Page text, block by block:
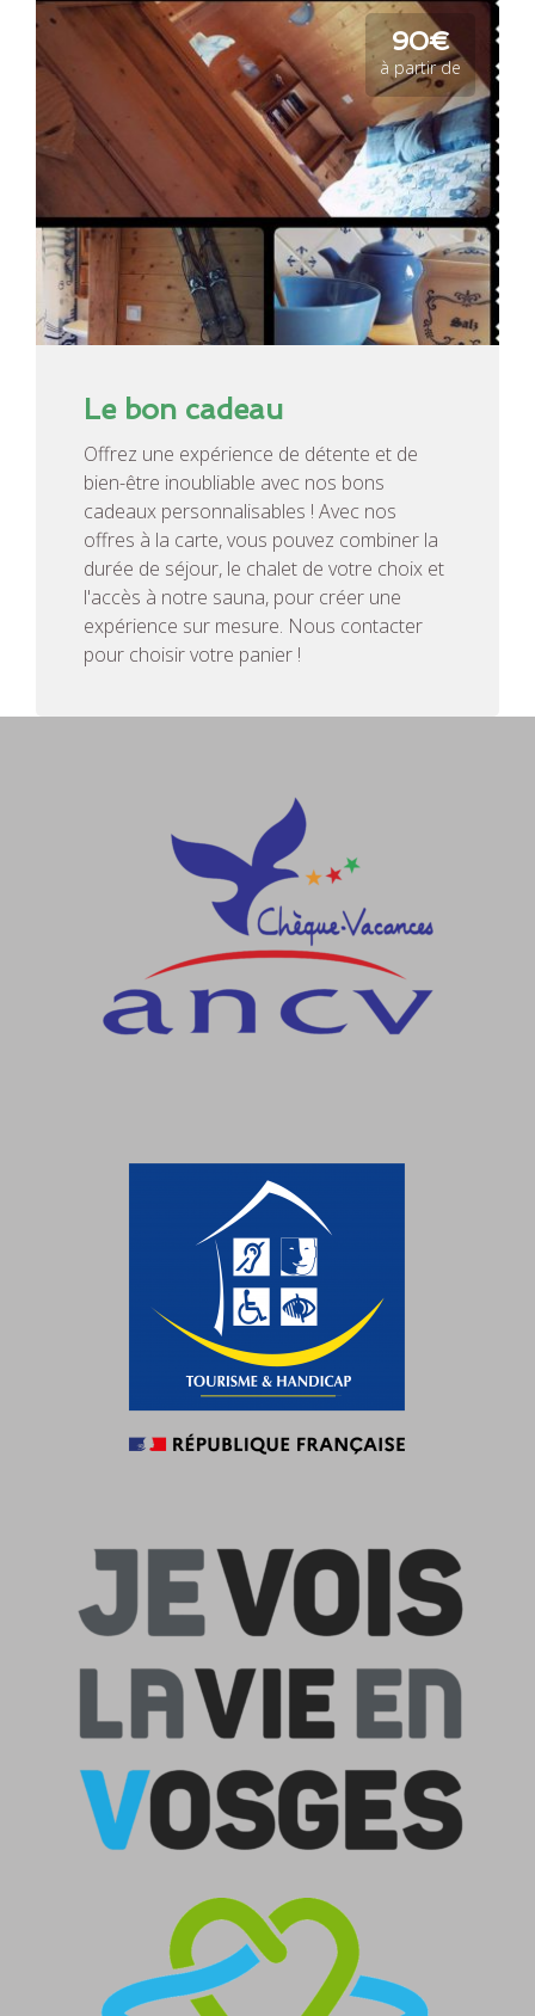
90€
à partir de
Le bon cadeau
Offrez une expérience de détente et de
bien-être inoubliable avec nos bons
cadeaux personnalisables ! Avec nos
offres à la carte, vous pouvez combiner la
durée de séjour, le chalet de votre choix et
l'accès à notre sauna, pour créer une
expérience sur mesure. Nous contacter
pour choisir votre panier !